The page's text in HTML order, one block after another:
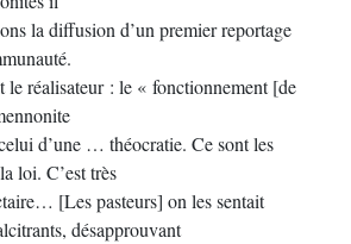
la diffusion d’un premier reportage
le réalisateur : le « fonctionnement [de
d’une … théocratie. Ce sont les
loi. C’est très
[Les pasteurs] on les sentait
désapprouvant